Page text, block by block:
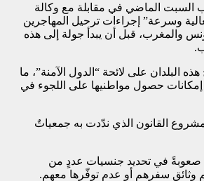
السبت الماضي في مقابلة مع وكالة
وسرعة” إجراءات ترحيل المهاجرين
والمغرب، قبل أن يبدأ جولة إلى هذه
البلدان على لائحة “الدول الآمنة”، ما
حصول مواطنيها على اللجوء في
مشروع القانون الذي ندّدت به جمعياتٌ
صعوبةً في تحديد جنسيات عددٍ من
وثائق سفرهم أو عدم توفّرها معهم.